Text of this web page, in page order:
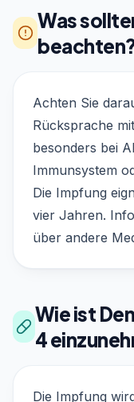
Was
Achten Sie
Rücksprache
besonders bei
Immunsystem
Die Impfung
vier Jahren.
über andere
Wie ist
4
Die Impfung